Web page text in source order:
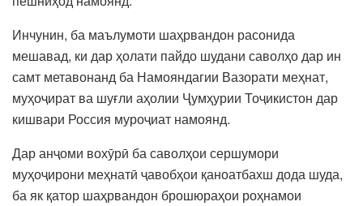
Инчунин, ба маълумоти шаҳрвандон расонида
мешавад, ки дар ҳолати пайдо шудани саволҳо дар ин
самт метавонанд ба Намояндагии Вазорати меҳнат,
муҳоҷират ва шуғли аҳолии Ҷумҳурии Тоҷикистон дар
кишвари Россия муроҷиат намоянд.
Дар анҷоми вохӯрӣ ба саволҳои сершумори
муҳоҷирони меҳнатӣ ҷавобҳои қаноатбахш дода шуда,
ба як қатор шаҳрвандон брошюраҳои роҳнамои